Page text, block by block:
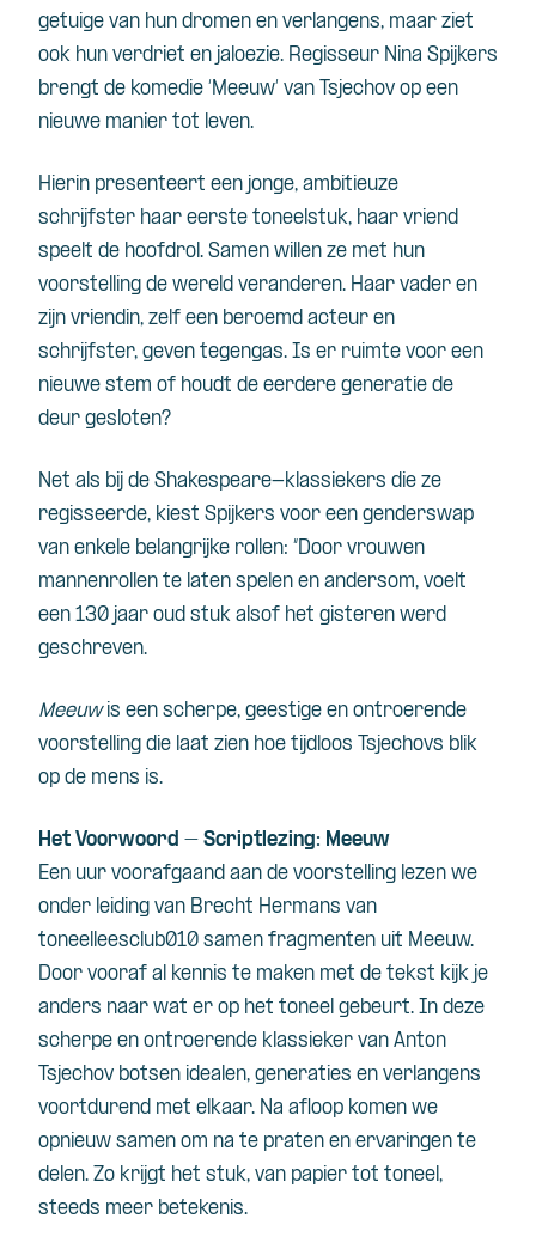
getuige van hun dromen en verlangens, maar ziet
ook hun verdriet en jaloezie. Regisseur Nina Spijkers
brengt de komedie ‘Meeuw’ van Tsjechov op een
nieuwe manier tot leven.
Hierin presenteert een jonge, ambitieuze
schrijfster haar eerste toneelstuk, haar vriend
speelt de hoofdrol. Samen willen ze met hun
voorstelling de wereld veranderen. Haar vader en
zijn vriendin, zelf een beroemd acteur en
schrijfster, geven tegengas. Is er ruimte voor een
nieuwe stem of houdt de eerdere generatie de
deur gesloten?
Net als bij de Shakespeare-klassiekers die ze
regisseerde, kiest Spijkers voor een genderswap
van enkele belangrijke rollen: “Door vrouwen
mannenrollen te laten spelen en andersom, voelt
een 130 jaar oud stuk alsof het gisteren werd
geschreven.
Meeuwis een scherpe, geestige en ontroerende
voorstelling die laat zien hoe tijdloos Tsjechovs blik
op de mens is.
Het Voorwoord – Scriptlezing: Meeuw
Een uur voorafgaand aan de voorstelling lezen we
onder leiding van Brecht Hermans van
toneelleesclub010 samen fragmenten uit Meeuw.
Door vooraf al kennis te maken met de tekst kijk je
anders naar wat er op het toneel gebeurt. In deze
scherpe en ontroerende klassieker van Anton
Tsjechov botsen idealen, generaties en verlangens
voortdurend met elkaar. Na afloop komen we
opnieuw samen om na te praten en ervaringen te
delen. Zo krijgt het stuk, van papier tot toneel,
steeds meer betekenis.